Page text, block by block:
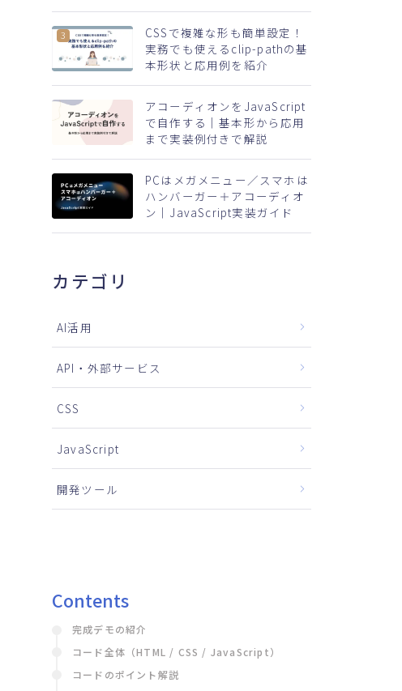
CSSで複雑な形も簡単設定！
実務でも使えるclip-pathの基
本形状と応用例を紹介
アコーディオンをJavaScript
で自作する｜基本形から応用
まで実装例付きで解説
PCはメガメニュー／スマホは
ハンバーガー＋アコーディオ
ン｜JavaScript実装ガイド
カテゴリ
AI活用
API・外部サービス
CSS
JavaScript
開発ツール
Contents
完成デモの紹介
コード全体（HTML / CSS / JavaScript）
コードのポイント解説